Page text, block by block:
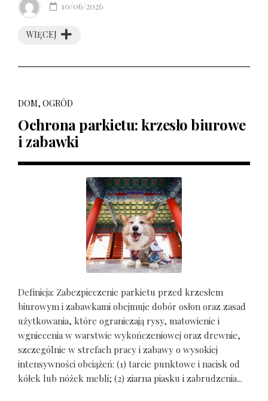
WIĘCEJ
10/06/2026
DOM, OGRÓD
Ochrona parkietu: krzesło biurowe
i zabawki
Definicja: Zabezpieczenie parkietu przed krzesłem
biurowym i zabawkami obejmuje dobór osłon oraz zasad
użytkowania, które ograniczają rysy, matowienie i
wgniecenia w warstwie wykończeniowej oraz drewnie,
szczególnie w strefach pracy i zabawy o wysokiej
intensywności obciążeń: (1) tarcie punktowe i nacisk od
kółek lub nóżek mebli; (2) ziarna piasku i zabrudzenia...